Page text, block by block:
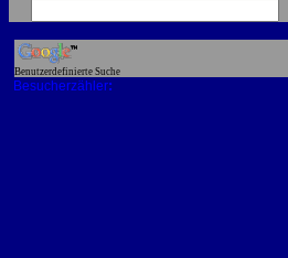
Benutzerdefinierte Suche
Besucherzähler: